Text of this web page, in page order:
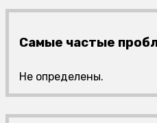
Самые частые
Не определены.